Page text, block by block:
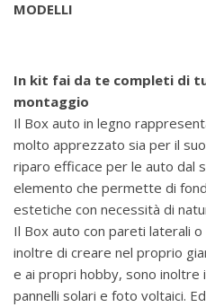
MODELLI
In kit fai da te completi di
montaggio
Il Box auto in legno
molto apprezzato sia per il
riparo efficace per le auto dal
elemento che permette di
estetiche con necessità di
Il Box auto con pareti laterali
inoltre di creare nel proprio
e ai propri hobby, sono inoltre
pannelli solari e foto voltaici.